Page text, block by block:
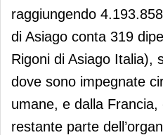
raggiungendo
di Asiago conta 319
Rigoni di Asiago Italia),
dove sono impegnate
umane, e dalla
restante parte